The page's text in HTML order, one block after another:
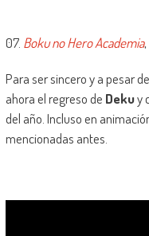
07. Boku no Hero Academia
Para ser sincero y a pesar
ahora el regreso de Dekuy
del año. Incluso en
mencionadas antes.